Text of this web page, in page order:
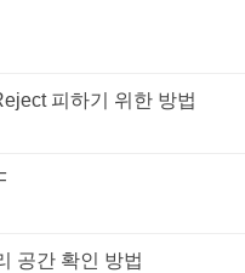
피하기 위한 방법
공간 확인 방법